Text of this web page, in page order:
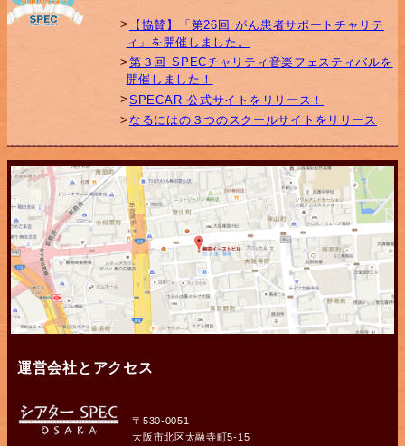
【協賛】「第26回 がん患者サポートチャリテ
ィ」を開催しました。
第３回 SPECチャリティ音楽フェスティバルを
開催しました！
SPECAR 公式サイトをリリース！
なるにはの３つのスクールサイトをリリース
運営会社とアクセス
〒530-0051
大阪市北区太融寺町5-15